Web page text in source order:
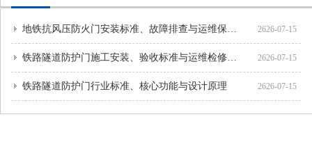
地铁抗风压防火门安装标准、故障排查与运维保养方案 2626-07-15
铁路隧道防护门施工安装、验收标准与运维检修规范 2626-07-15
铁路隧道防护门行业标准、核心功能与设计原理 2626-07-15